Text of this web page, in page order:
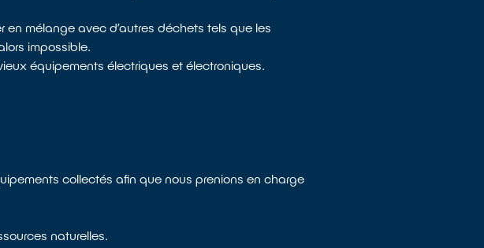
mélange avec d’autres déchets tels que les
impossible.
équipements électriques et électroniques.
collectés afin que nous prenions en charge
naturelles.